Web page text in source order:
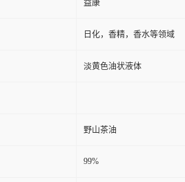
益康
日化，香精，香水等领域
淡黄色油状液体
野山茶油
99%